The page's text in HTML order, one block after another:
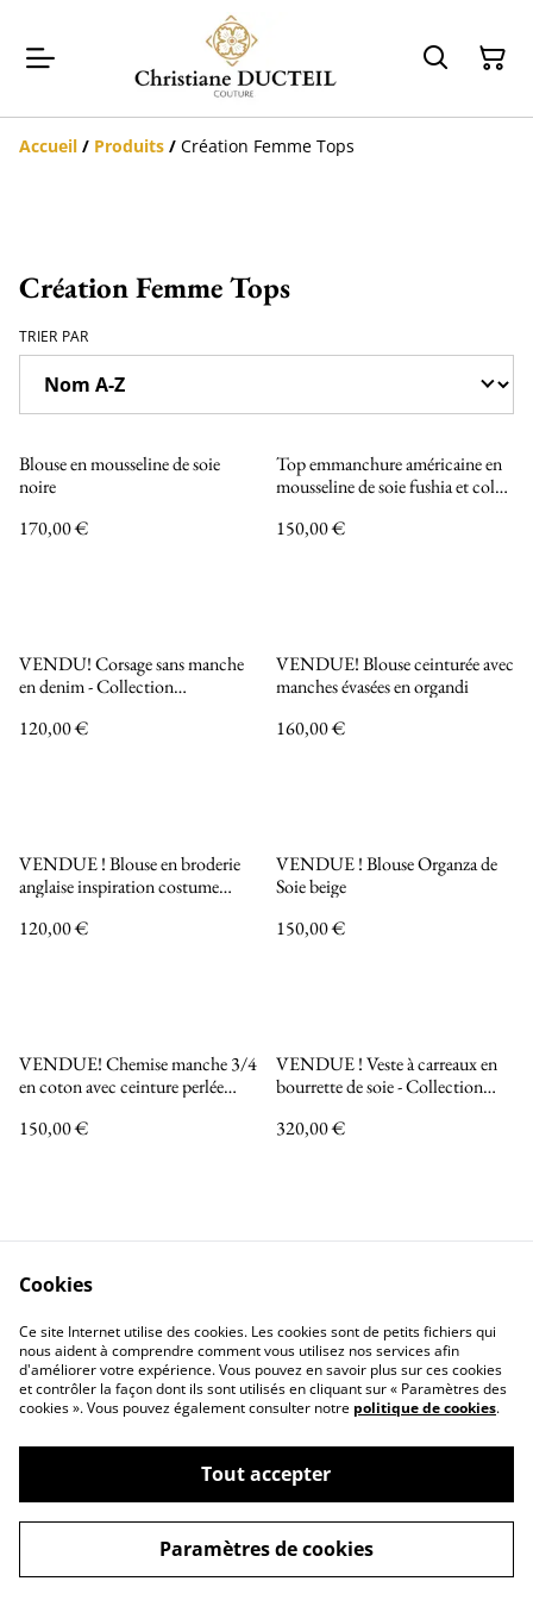
Accueil / Produits / Création Femme Tops
Création Femme Tops
TRIER PAR
Blouse en mousseline de soie
noire
170,00 €
Top emmanchure américaine en
mousseline de soie fushia et col
Collection
150,00 €
VENDU! Corsage sans manche
en denim - Collection
120,00 €
VENDUE! Blouse ceinturée avec
manches évasées en organdi
160,00 €
VENDUE ! Blouse en broderie
anglaise inspiration costume
INCANDESCENCE
120,00 €
VENDUE ! Blouse Organza de
Soie beige
150,00 €
VENDUE! Chemise manche 3/4
en coton avec ceinture perlée
l'encolure - Collection
150,00 €
VENDUE ! Veste à carreaux en
bourrette de soie - Collection
320,00 €
Nous contacter
Mentions légales
Politique de confidentialité
Politique de Cookies
©2026Christiane Ducteil Couture
powered by
Cookies
Ce site Internet utilise des cookies. Les cookies sont de petits fichiers qui
nous aident à comprendre comment vous utilisez nos services afin
d'améliorer votre expérience. Vous pouvez en savoir plus sur ces cookies
et contrôler la façon dont ils sont utilisés en cliquant sur « Paramètres des
cookies ». Vous pouvez également consulter notre politique de cookies.
Tout accepter
Paramètres de cookies